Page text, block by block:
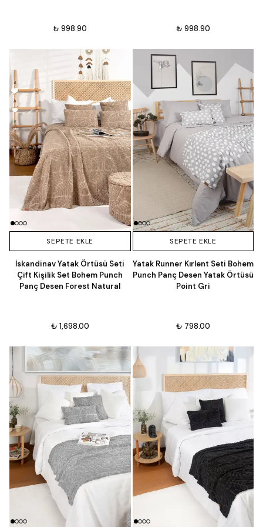
₺ 998.90 ₺ 998.90
SEPETE EKLE
İskandinav Yatak Örtüsü Seti
Çift Kişilik Set Bohem Punch
Panç Desen Forest Natural
₺ 1,698.00
SEPETE EKLE
Yatak Runner Kırlent Seti Bohem
Punch Panç Desen Yatak Örtüsü
Point Gri
₺ 798.00